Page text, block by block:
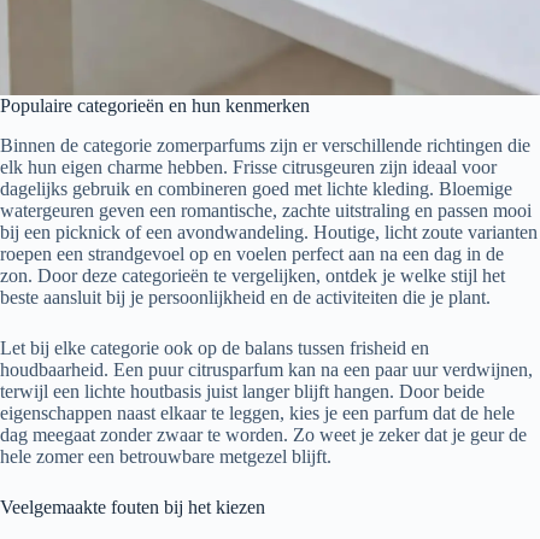
Populaire categorieën en hun kenmerken
Binnen de categorie zomerparfums zijn er verschillende richtingen die
elk hun eigen charme hebben. Frisse citrusgeuren zijn ideaal voor
dagelijks gebruik en combineren goed met lichte kleding. Bloemige
watergeuren geven een romantische, zachte uitstraling en passen mooi
bij een picknick of een avondwandeling. Houtige, licht zoute varianten
roepen een strandgevoel op en voelen perfect aan na een dag in de
zon. Door deze categorieën te vergelijken, ontdek je welke stijl het
beste aansluit bij je persoonlijkheid en de activiteiten die je plant.
Let bij elke categorie ook op de balans tussen frisheid en
houdbaarheid. Een puur citrusparfum kan na een paar uur verdwijnen,
terwijl een lichte houtbasis juist langer blijft hangen. Door beide
eigenschappen naast elkaar te leggen, kies je een parfum dat de hele
dag meegaat zonder zwaar te worden. Zo weet je zeker dat je geur de
hele zomer een betrouwbare metgezel blijft.
Veelgemaakte fouten bij het kiezen